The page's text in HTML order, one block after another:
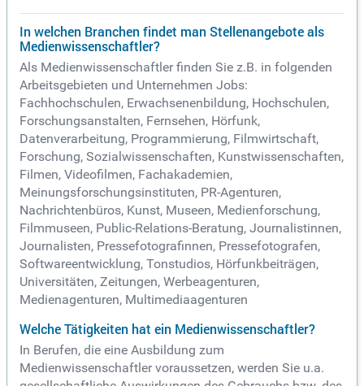
In welchen Branchen findet man Stellenangebote als
Medienwissenschaftler?
Als Medienwissenschaftler finden Sie z.B. in folgenden
Arbeitsgebieten und Unternehmen Jobs:
Fachhochschulen, Erwachsenenbildung, Hochschulen,
Forschungsanstalten, Fernsehen, Hörfunk,
Datenverarbeitung, Programmierung, Filmwirtschaft,
Forschung, Sozialwissenschaften, Kunstwissenschaften,
Filmen, Videofilmen, Fachakademien,
Meinungsforschungsinstituten, PR-Agenturen,
Nachrichtenbüros, Kunst, Museen, Medienforschung,
Filmmuseen, Public-Relations-Beratung, Journalistinnen,
Journalisten, Pressefotografinnen, Pressefotografen,
Softwareentwicklung, Tonstudios, Hörfunkbeiträgen,
Universitäten, Zeitungen, Werbeagenturen,
Medienagenturen, Multimediaagenturen
Welche Tätigkeiten hat ein Medienwissenschaftler?
In Berufen, die eine Ausbildung zum
Medienwissenschaftler voraussetzen, werden Sie u.a.